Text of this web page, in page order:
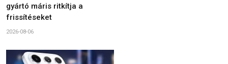
gyártó máris ritkítja a
frissítéseket
2026-08-06